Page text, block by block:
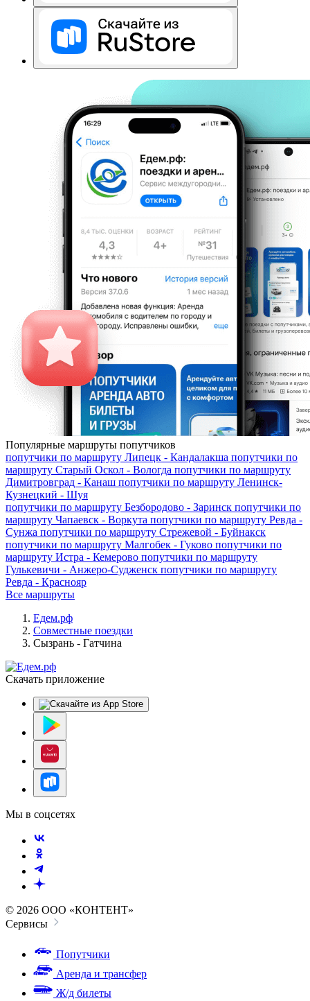
Популярные маршруты попутчиков
попутчики по маршруту Липецк - Кандалакша попутчики по
маршруту Старый Оскол - Вологда попутчики по маршруту
Димитровград - Канаш попутчики по маршруту Ленинск-
Кузнецкий - Шуя
попутчики по маршруту Безбородово - Заринск попутчики по
маршруту Чапаевск - Воркута попутчики по маршруту Ревда -
Сунжа попутчики по маршруту Стрежевой - Буйнакск
попутчики по маршруту Малгобек - Гуково попутчики по
маршруту Истра - Кемерово попутчики по маршруту
Гулькевичи - Анжеро-Судженск попутчики по маршруту
Ревда - Краснояр
Все маршруты
Едем.рф
Совместные поездки
Сызрань - Гатчина
Скачать приложение
Мы в соцсетях
© 2026 ООО «КОНТЕНТ»
Сервисы
Попутчики
Аренда и трансфер
Ж/д билеты